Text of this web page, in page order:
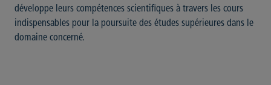
développe leurs compétences scientifiques à travers les cours
indispensables pour la poursuite des études supérieures dans le
domaine concerné.